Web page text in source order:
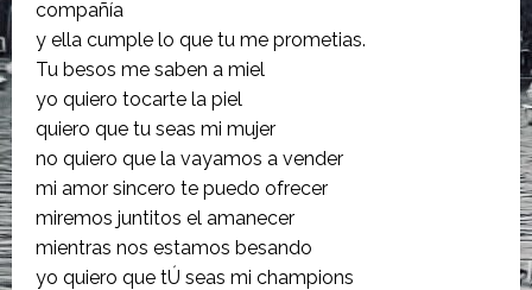
compañía
y ella cumple lo que tu me prometias.
Tu besos me saben a miel
yo quiero tocarte la piel
quiero que tu seas mi mujer
no quiero que la vayamos a vender
mi amor sincero te puedo ofrecer
miremos juntitos el amanecer
mientras nos estamos besando
yo quiero que tÚ seas mi champions